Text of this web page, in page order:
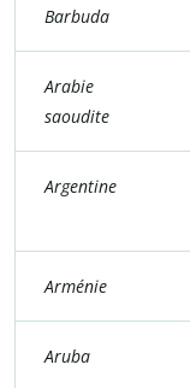
Barbuda
Arabie
saoudite
Argentine
Arménie
Aruba